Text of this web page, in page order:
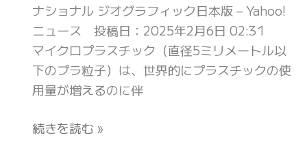
業
と
協
業
(ス
ー
で
は
減
少、
研
者
ナショナル ジオグラフィック日本版 – Yahoo!
ニュース 投稿日：2025年2月6日 02:31
マイクロプラスチック（直径5ミリメートル以
下のプラ粒子）は、世界的にプラスチックの使
用量が増えるのに伴
量
の
マ
イ
ク
プ
続きを読む »